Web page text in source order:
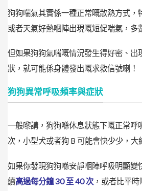
狗狗喘氣其實係一種正常嘅散熱方式，
或者天氣好熱嗰陣出現嘅短促喘氣，多
但如果狗狗氣喘嘅情況發生得好密、出
狀 ，就可能係身體發出嘅求救信號喇！
狗狗異常呼吸頻率與症狀
一般嚟講，狗狗喺休息狀態下嘅正常呼
次，小型犬或者狗 B 可能會快少少，大
如果你發現狗狗喺安靜嗰陣呼吸明顯變
續高過每分鐘 30 至 40 次 ，或者比平